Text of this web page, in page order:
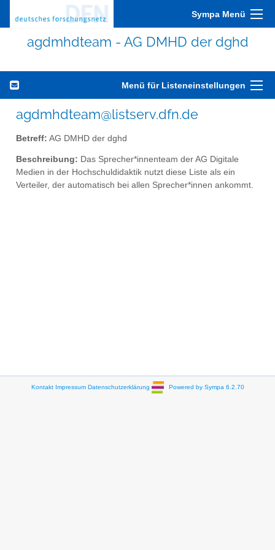
Sympa Menü
agdmhdteam - AG DMHD der dghd
Menü für Listeneinstellungen
agdmhdteam@listserv.dfn.de
Betreff: AG DMHD der dghd
Beschreibung: Das Sprecher*innenteam der AG Digitale
Medien in der Hochschuldidaktik nutzt diese Liste als ein
Verteiler, der automatisch bei allen Sprecher*innen ankommt.
Kontakt Impressum Datenschutzerklärung Powered by Sympa 6.2.70